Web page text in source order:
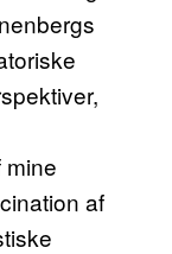
mine
af